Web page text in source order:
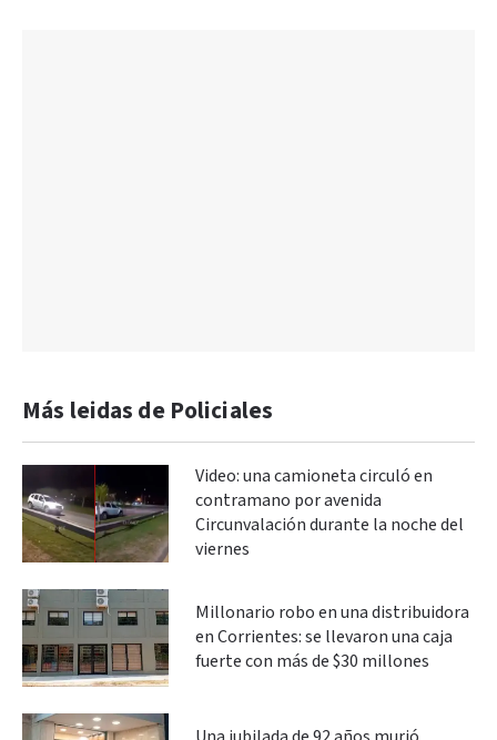
Más leidas de Policiales
Video: una camioneta circuló en
contramano por avenida
Circunvalación durante la noche del
viernes
Millonario robo en una distribuidora
en Corrientes: se llevaron una caja
fuerte con más de $30 millones